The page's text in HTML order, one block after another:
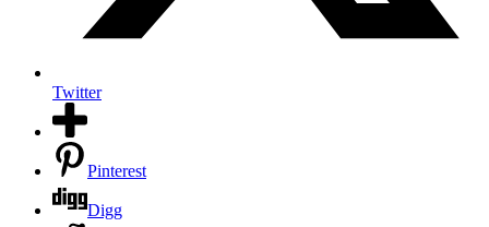
Twitter
Pinterest
Digg